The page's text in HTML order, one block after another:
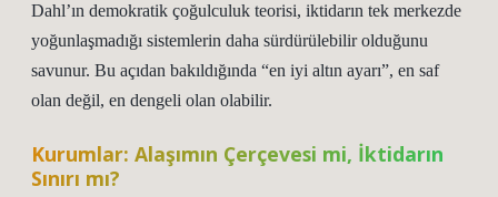
Dahl’ın demokratik çoğulculuk teorisi, iktidarın tek merkezde
yoğunlaşmadığı sistemlerin daha sürdürülebilir olduğunu
savunur. Bu açıdan bakıldığında “en iyi altın ayarı”, en saf
olan değil, en dengeli olan olabilir.
Kurumlar: Alaşımın Çerçevesi mi, İktidarın
Sınırı mı?